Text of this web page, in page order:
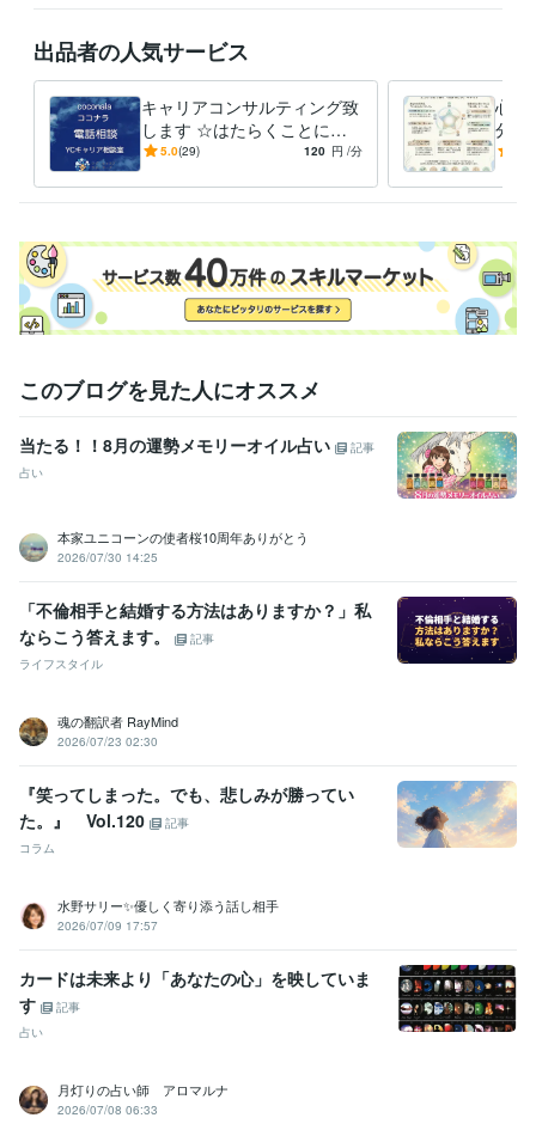
年
昇降機検査資格者
プログラミング言語・フレームワーク
C:5年 C++:5年 HTML:20年Java:10年 JavaScript:10年
PHP:5年
PL/SQL:3年SQL:3年
ビジネス・クリエイティブツール
Google スプレッドシート:5年
Google ドキュメント:5年Numbers:10年Pages:10年
PowerPoint:10年
Word:10年STORES:1年弥生会計:1年
Google Analytics:5年Microsoft Project:4年ChatGPT:2年Bard:1年
その他ツール
ジョブカード:7年
キャリアカウンセリング・コンサルティ
悩み 仕事 ビジネス 経営 転職 就活
日本工業大学
出品者の人気サービス
キャリアコンサルティング致
します ☆はたらくことにつ
いての相談相手☆
5.0(29) 120 円 /分
心の
分を
変え
このブログを見た人にオススメ
当たる！！8月の運勢メモリーオイル占い
記事
占い
本家ユニコーンの使者桜10周年ありがとう
2026/07/30 14:25
「不倫相手と結婚する方法はありますか？」私
ならこう答えます。
記事
ライフスタイル
魂の翻訳者 RayMind
2026/07/23 02:30
『笑ってしまった。でも、悲しみが勝ってい
た。』 Vol.120
記事
コラム
水野サリー✨優しく寄り添う話し相手
2026/07/09 17:57
カードは未来より「あなたの心」を映していま
す
記事
占い
月灯りの占い師 アロマルナ
2026/07/08 06:33